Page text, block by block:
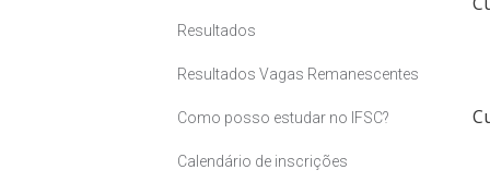
Resultados
Resultados Vagas Remanescentes
Como posso estudar no IFSC?
Calendário de inscrições